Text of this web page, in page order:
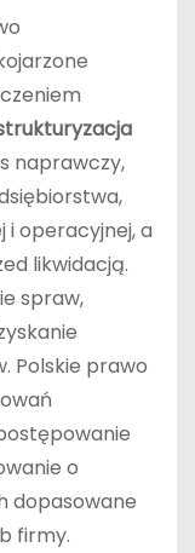
naprawczy,
i operacyjnej, a
likwidacją.
spraw,
Polskie prawo
o
dopasowane
firmy.